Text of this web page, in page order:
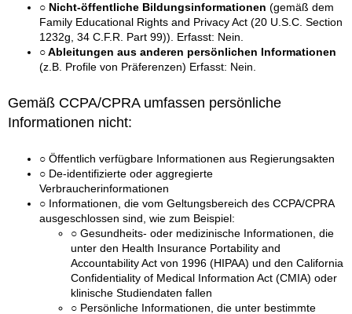
○ Nicht-öffentliche Bildungsinformationen (gemäß dem
Family Educational Rights and Privacy Act (20 U.S.C. Section
1232g, 34 C.F.R. Part 99)). Erfasst: Nein.
○ Ableitungen aus anderen persönlichen Informationen
(z.B. Profile von Präferenzen) Erfasst: Nein.
Gemäß CCPA/CPRA umfassen persönliche
Informationen nicht:
○ Öffentlich verfügbare Informationen aus Regierungsakten
○ De-identifizierte oder aggregierte
Verbraucherinformationen
○ Informationen, die vom Geltungsbereich des CCPA/CPRA
ausgeschlossen sind, wie zum Beispiel:
○ Gesundheits- oder medizinische Informationen, die
unter den Health Insurance Portability and
Accountability Act von 1996 (HIPAA) und den California
Confidentiality of Medical Information Act (CMIA) oder
klinische Studiendaten fallen
○ Persönliche Informationen, die unter bestimmte